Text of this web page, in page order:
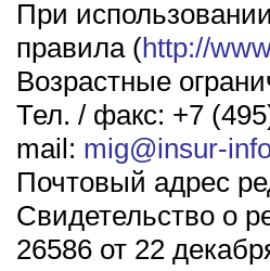
При
правила (http://
Возрастные
Тел. / факс: +7
mail: mig@insur-
Почтовый адрес
Свидетельство о
26586 от 22